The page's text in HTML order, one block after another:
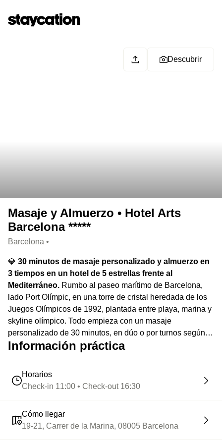
Descubrir
Masaje y Almuerzo • Hotel Arts
Barcelona *****
Barcelona •
💎 30 minutos de masaje personalizado y almuerzo en
3 tiempos en un hotel de 5 estrellas frente al
Mediterráneo. Rumbo al paseo marítimo de Barcelona,
lado Port Olímpic, en una torre de cristal heredada de los
Juegos Olímpicos de 1992, plantada entre playa, marina y
skyline olímpico. Todo empieza con un masaje
personalizado de 30 minutos, en dúo o por turnos según
disponibilidad, y sigue alrededor de un almuerzo en 3
pegando fuerte sobre el litoral.
Información práctica
Horarios
Check-in 11:00 • Check-out 16:30
Cómo llegar
19-21, Carrer de la Marina, 08005 Barcelona